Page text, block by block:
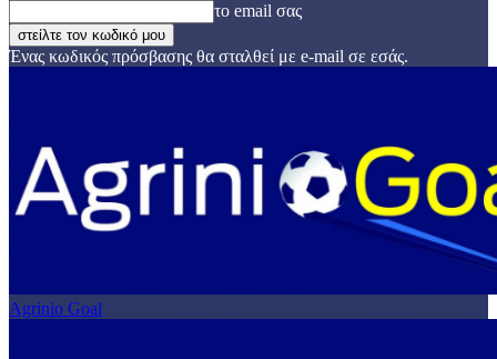
το email σας
Ένας κωδικός πρόσβασης θα σταλθεί με e-mail σε εσάς.
Agrinio Goal